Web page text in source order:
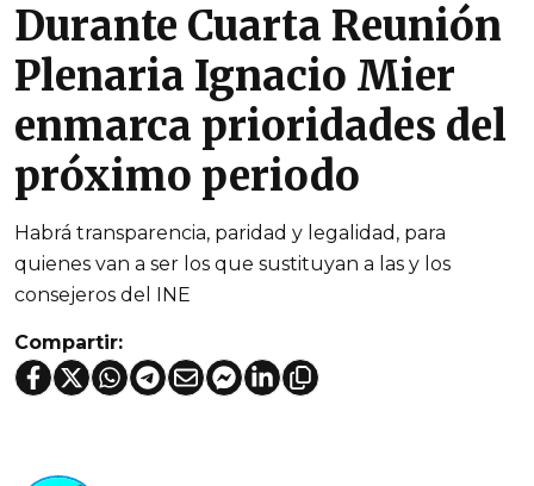
Durante Cuarta Reunión
Plenaria Ignacio Mier
enmarca prioridades del
próximo periodo
Habrá transparencia, paridad y legalidad, para
quienes van a ser los que sustituyan a las y los
consejeros del INE
Compartir: